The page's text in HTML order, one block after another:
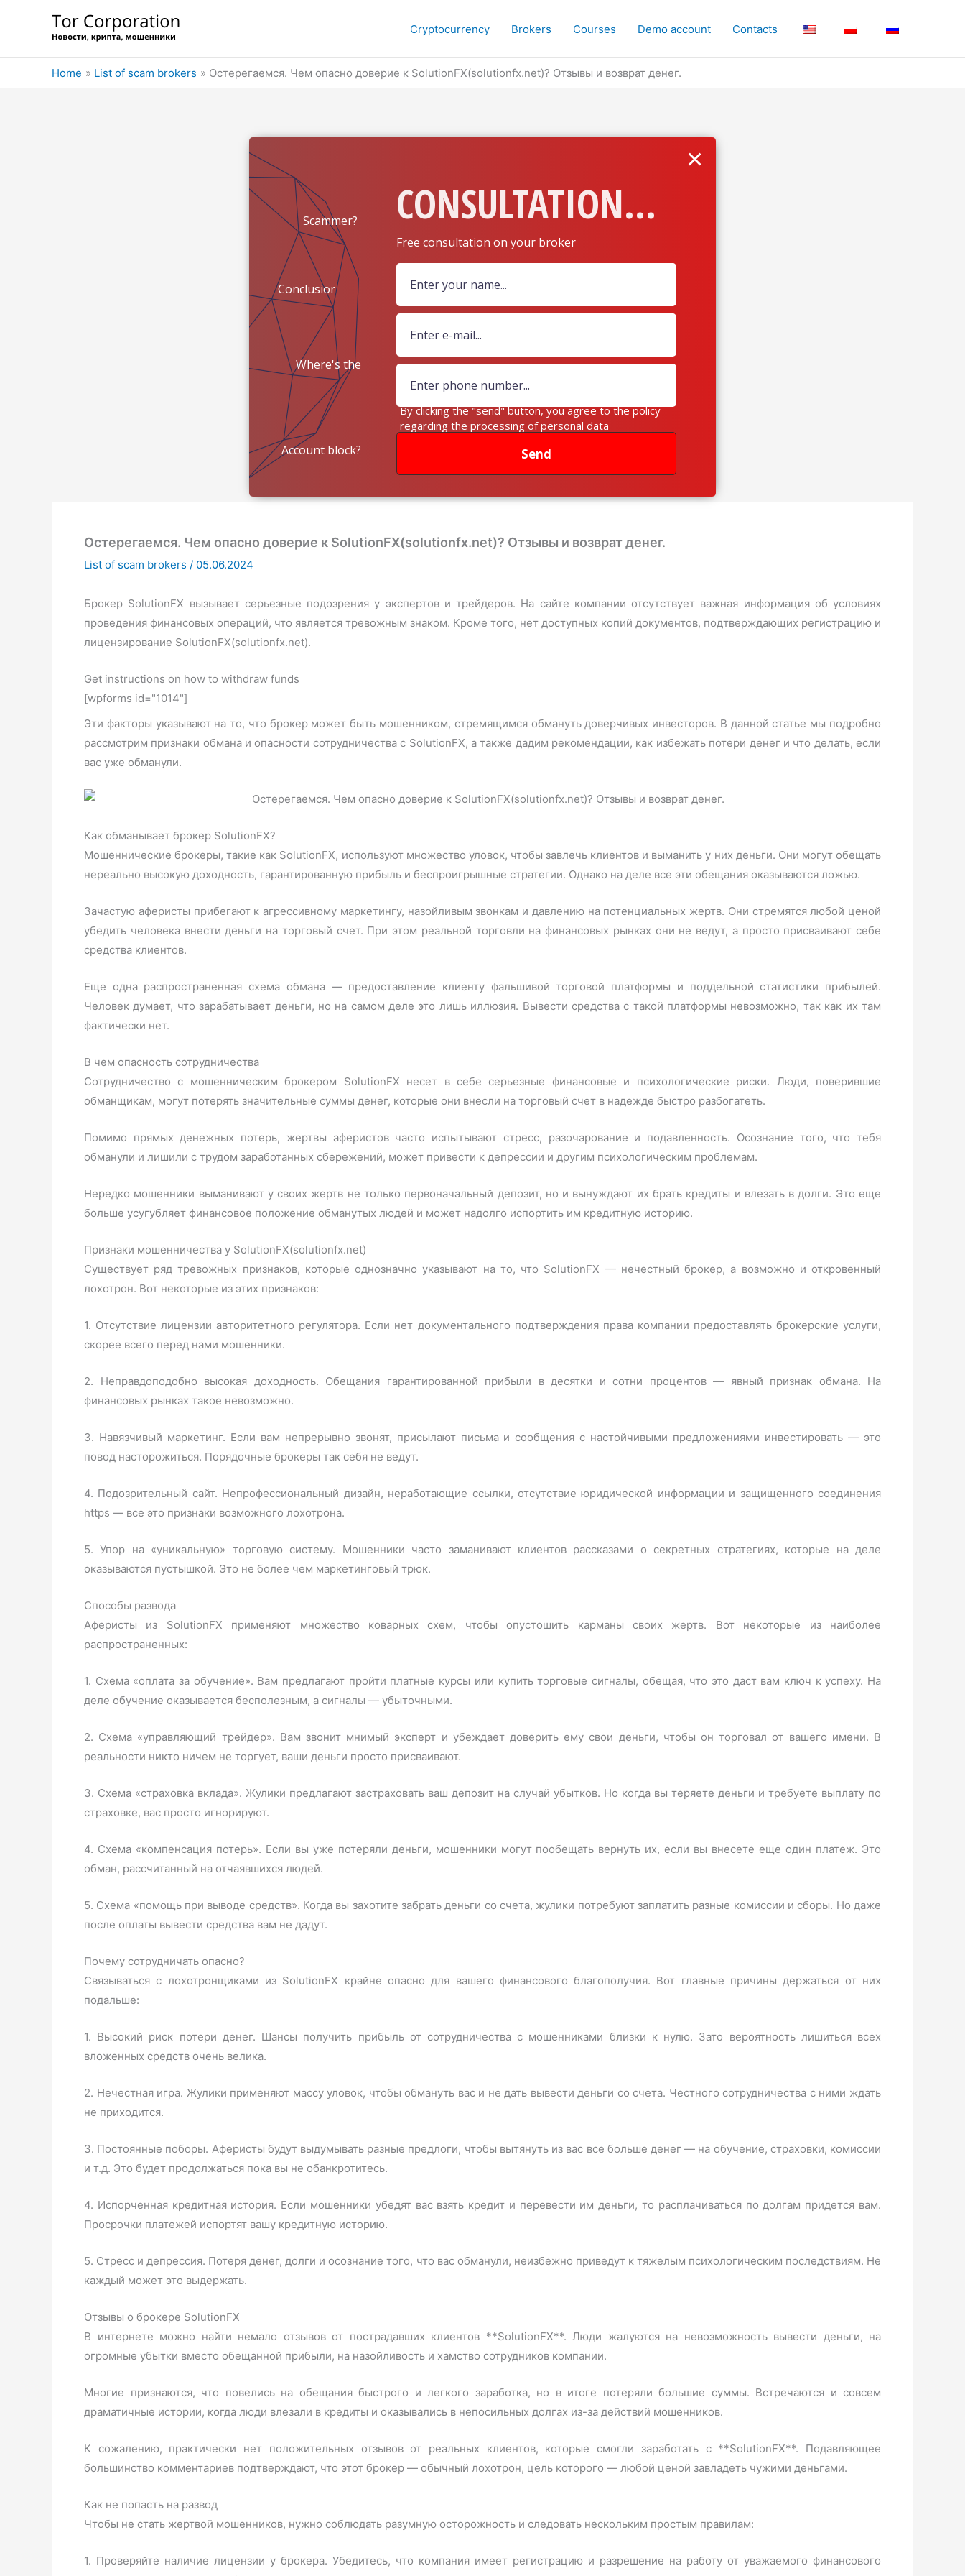
Cryptocurrency Brokers Courses Demo account Contacts
Home List of scam brokers Остерегаемся. Чем опасно доверие к SolutionFX(solutionfx.net)? Отзывы и возврат денег.
CONSULTATION...
Free consultation on your broker
Scammer?
Conclusion?
Where's the
money?
Account block? Send
×
By clicking the "send" button, you agree to the policy
regarding the processing of personal data
Остерегаемся. Чем опасно доверие к SolutionFX(solutionfx.net)? Отзывы и возврат денег.
List of scam brokers / 05.06.2024
Брокер SolutionFX вызывает серьезные подозрения у экспертов и трейдеров. На сайте компании отсутствует важная информация об условиях
проведения финансовых операций, что является тревожным знаком. Кроме того, нет доступных копий документов, подтверждающих регистрацию и
лицензирование SolutionFX(solutionfx.net).
Get instructions on how to withdraw funds
[wpforms id="1014"]
Эти факторы указывают на то, что брокер может быть мошенником, стремящимся обмануть доверчивых инвесторов. В данной статье мы подробно
рассмотрим признаки обмана и опасности сотрудничества с SolutionFX, а также дадим рекомендации, как избежать потери денег и что делать, если
вас уже обманули.
Как обманывает брокер SolutionFX?
Мошеннические брокеры, такие как SolutionFX, используют множество уловок, чтобы завлечь клиентов и выманить у них деньги. Они могут обещать
нереально высокую доходность, гарантированную прибыль и беспроигрышные стратегии. Однако на деле все эти обещания оказываются ложью.
Зачастую аферисты прибегают к агрессивному маркетингу, назойливым звонкам и давлению на потенциальных жертв. Они стремятся любой ценой
убедить человека внести деньги на торговый счет. При этом реальной торговли на финансовых рынках они не ведут, а просто присваивают себе
средства клиентов.
Еще одна распространенная схема обмана — предоставление клиенту фальшивой торговой платформы и поддельной статистики прибылей.
Человек думает, что зарабатывает деньги, но на самом деле это лишь иллюзия. Вывести средства с такой платформы невозможно, так как их там
фактически нет.
В чем опасность сотрудничества
Сотрудничество с мошенническим брокером SolutionFX несет в себе серьезные финансовые и психологические риски. Люди, поверившие
обманщикам, могут потерять значительные суммы денег, которые они внесли на торговый счет в надежде быстро разбогатеть.
Помимо прямых денежных потерь, жертвы аферистов часто испытывают стресс, разочарование и подавленность. Осознание того, что тебя
обманули и лишили с трудом заработанных сбережений, может привести к депрессии и другим психологическим проблемам.
Нередко мошенники выманивают у своих жертв не только первоначальный депозит, но и вынуждают их брать кредиты и влезать в долги. Это еще
больше усугубляет финансовое положение обманутых людей и может надолго испортить им кредитную историю.
Признаки мошенничества у SolutionFX(solutionfx.net)
Существует ряд тревожных признаков, которые однозначно указывают на то, что SolutionFX — нечестный брокер, а возможно и откровенный
лохотрон. Вот некоторые из этих признаков:
1. Отсутствие лицензии авторитетного регулятора. Если нет документального подтверждения права компании предоставлять брокерские услуги,
скорее всего перед нами мошенники.
2. Неправдоподобно высокая доходность. Обещания гарантированной прибыли в десятки и сотни процентов — явный признак обмана. На
финансовых рынках такое невозможно.
3. Навязчивый маркетинг. Если вам непрерывно звонят, присылают письма и сообщения с настойчивыми предложениями инвестировать — это
повод насторожиться. Порядочные брокеры так себя не ведут.
4. Подозрительный сайт. Непрофессиональный дизайн, неработающие ссылки, отсутствие юридической информации и защищенного соединения
https — все это признаки возможного лохотрона.
5. Упор на «уникальную» торговую систему. Мошенники часто заманивают клиентов рассказами о секретных стратегиях, которые на деле
оказываются пустышкой. Это не более чем маркетинговый трюк.
Способы развода
Аферисты из SolutionFX применяют множество коварных схем, чтобы опустошить карманы своих жертв. Вот некоторые из наиболее
распространенных:
1. Схема «оплата за обучение». Вам предлагают пройти платные курсы или купить торговые сигналы, обещая, что это даст вам ключ к успеху. На
деле обучение оказывается бесполезным, а сигналы — убыточными.
2. Схема «управляющий трейдер». Вам звонит мнимый эксперт и убеждает доверить ему свои деньги, чтобы он торговал от вашего имени. В
реальности никто ничем не торгует, ваши деньги просто присваивают.
3. Схема «страховка вклада». Жулики предлагают застраховать ваш депозит на случай убытков. Но когда вы теряете деньги и требуете выплату по
страховке, вас просто игнорируют.
4. Схема «компенсация потерь». Если вы уже потеряли деньги, мошенники могут пообещать вернуть их, если вы внесете еще один платеж. Это
обман, рассчитанный на отчаявшихся людей.
5. Схема «помощь при выводе средств». Когда вы захотите забрать деньги со счета, жулики потребуют заплатить разные комиссии и сборы. Но даже
после оплаты вывести средства вам не дадут.
Почему сотрудничать опасно?
Связываться с лохотронщиками из SolutionFX крайне опасно для вашего финансового благополучия. Вот главные причины держаться от них
подальше:
1. Высокий риск потери денег. Шансы получить прибыль от сотрудничества с мошенниками близки к нулю. Зато вероятность лишиться всех
вложенных средств очень велика.
2. Нечестная игра. Жулики применяют массу уловок, чтобы обмануть вас и не дать вывести деньги со счета. Честного сотрудничества с ними ждать
не приходится.
3. Постоянные поборы. Аферисты будут выдумывать разные предлоги, чтобы вытянуть из вас все больше денег — на обучение, страховки, комиссии
и т.д. Это будет продолжаться пока вы не обанкротитесь.
4. Испорченная кредитная история. Если мошенники убедят вас взять кредит и перевести им деньги, то расплачиваться по долгам придется вам.
Просрочки платежей испортят вашу кредитную историю.
5. Стресс и депрессия. Потеря денег, долги и осознание того, что вас обманули, неизбежно приведут к тяжелым психологическим последствиям. Не
каждый может это выдержать.
Отзывы о брокере SolutionFX
В интернете можно найти немало отзывов от пострадавших клиентов **SolutionFX**. Люди жалуются на невозможность вывести деньги, на
огромные убытки вместо обещанной прибыли, на назойливость и хамство сотрудников компании.
Многие признаются, что повелись на обещания быстрого и легкого заработка, но в итоге потеряли большие суммы. Встречаются и совсем
драматичные истории, когда люди влезали в кредиты и оказывались в непосильных долгах из-за действий мошенников.
К сожалению, практически нет положительных отзывов от реальных клиентов, которые смогли заработать с **SolutionFX**. Подавляющее
большинство комментариев подтверждают, что этот брокер — обычный лохотрон, цель которого — любой ценой завладеть чужими деньгами.
Как не попасть на развод
Чтобы не стать жертвой мошенников, нужно соблюдать разумную осторожность и следовать нескольким простым правилам:
1. Проверяйте наличие лицензии у брокера. Убедитесь, что компания имеет регистрацию и разрешение на работу от уважаемого финансового